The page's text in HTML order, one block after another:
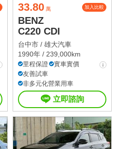
33.80 萬 加入比較
BENZ
C220 CDI
台中市 / 雄大汽車
1990年 / 239,000km
里程保證
實車實價
友善試車
非多元化營業用車
立即諮詢